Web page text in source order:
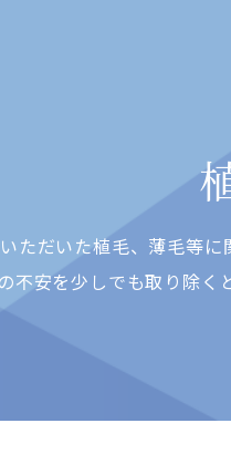
ただいた植⽑、薄⽑等に
不安を少しでも取り除く